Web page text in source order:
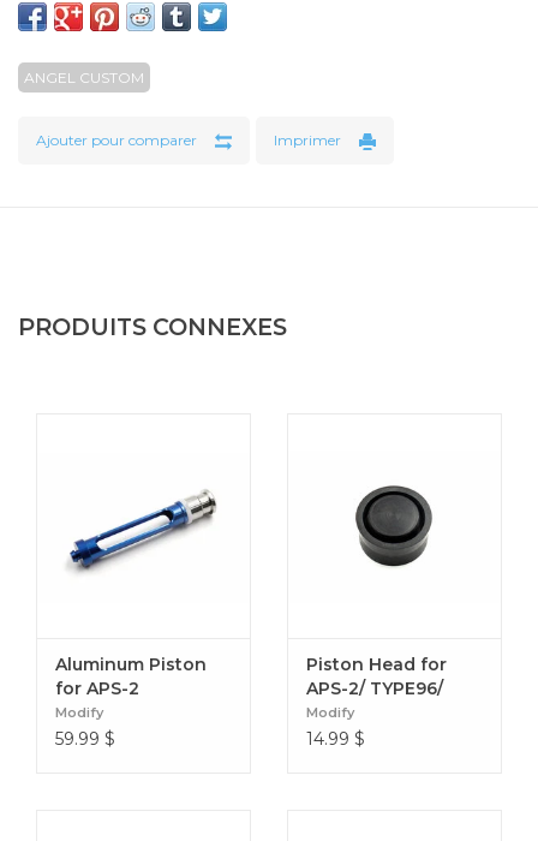
(toutes deux incluses) pour garantir une stabilité optimale.
Il s'agit d'une version renforcée et repensée du guide-
ressort PSS2 de First Factory, bénéficiant d'une conception
direct usine avantageux pour votre portefeuille. Vous
ANGEL CUSTOM
Ajouter pour comparer Imprimer
PRODUITS CONNEXES
Aluminum Piston
for APS-2
Series/Type96
Series (9mm)
Modify
59.99 $
Piston Head for
APS-2/ TYPE96/
MOD24 Series
Modify
14.99 $